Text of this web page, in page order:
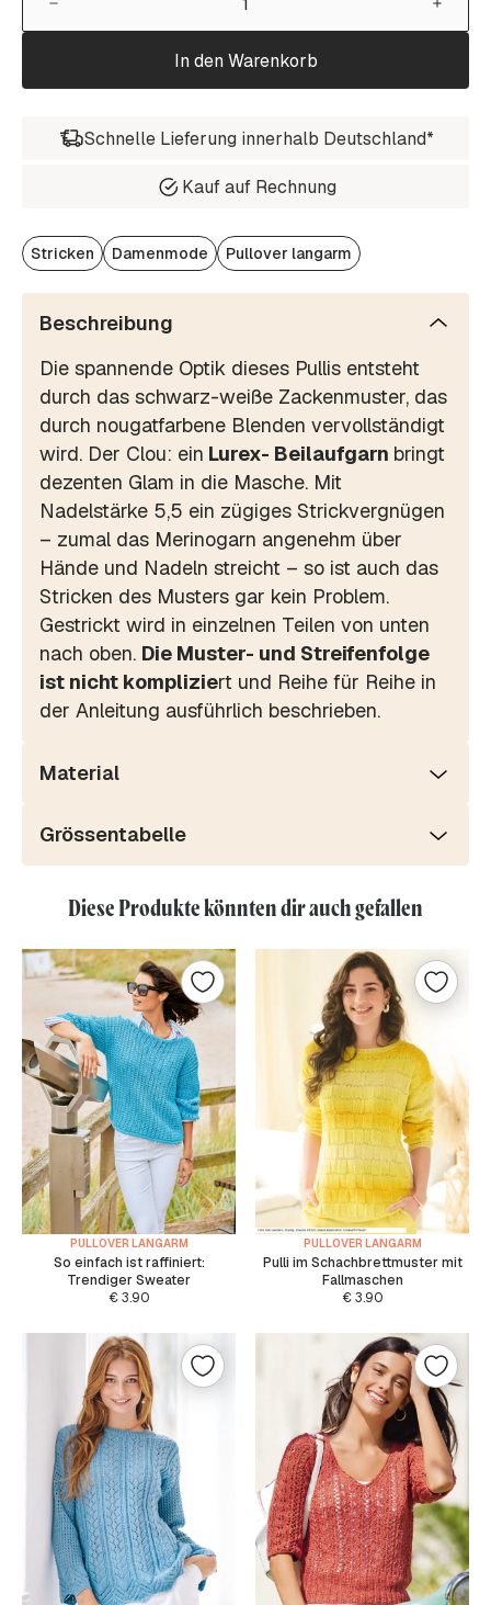
In den Warenkorb
Schnelle Lieferung innerhalb Deutschland*
Kauf auf Rechnung
Stricken Damenmode Pullover langarm
Beschreibung
Die spannende Optik dieses Pullis entsteht
durch das schwarz-weiße Zackenmuster, das
durch nougatfarbene Blenden vervollständigt
wird. Der Clou: ein Lurex- Beilaufgarn bringt
dezenten Glam in die Masche. Mit
Nadelstärke 5,5 ein zügiges Strickvergnügen
– zumal das Merinogarn angenehm über
Hände und Nadeln streicht – so ist auch das
Stricken des Musters gar kein Problem.
Gestrickt wird in einzelnen Teilen von unten
nach oben. Die Muster- und Streifenfolge
ist nicht kompliziert und Reihe für Reihe in
der Anleitung ausführlich beschrieben.
Material
Grössentabelle
Diese Produkte könnten dir auch gefallen
PULLOVER LANGARM
So einfach ist raffiniert:
Trendiger Sweater
€3.90
PULLOVER LANGARM
Pulli im Schachbrettmuster mit
Fallmaschen
€3.90